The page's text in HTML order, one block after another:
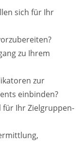
sich für Ihr
zu Ihrem
zur
einbinden?
für Ihr Zielgruppen-